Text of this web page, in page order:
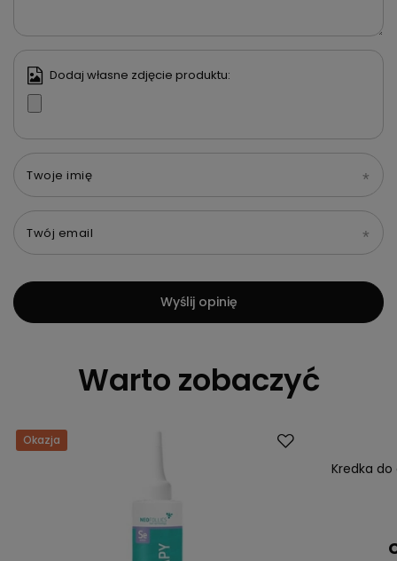
Dodaj własne zdjęcie produktu:
Twoje imię
Twój email
Wyślij opinię
Warto zobaczyć
Okazja
Kredka